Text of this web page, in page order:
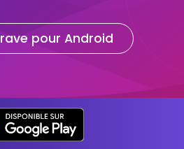
pour Android